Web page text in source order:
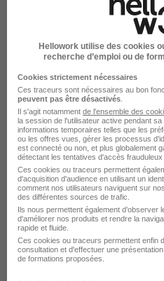
Élargissez votre recherche
Entreprise Boulanger
Entreprise Paris
DÉPOSEZ VOTRE CV
Hellowork utilise des cookies
recherche d’emploi ou de
Cookies strictement nécessaires
Ces traceurs sont nécessaires au bon
peuvent pas être désactivés
Il s'agit notamment de l'ensemble des
la session de l'utilisateur active pendant
informations temporaires telles que les
ou les offres vues, gérer les processus
est connecté ou non, et plus globalement
détectant les tentatives d'accès
Ces cookies ou traceurs permettent
d'acquisition d'audience en utilisant un
comment nos utilisateurs naviguent sur
des différentes sources de trafic.
Ils nous permettent également d’observer
d'améliorer nos produits et rendre la
rapide et fluide.
Ces cookies ou traceurs permettent enfin
consultation et d'effectuer une
de formations proposées.